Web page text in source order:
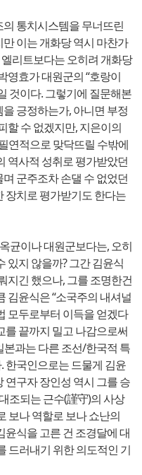
통치시스템을 무너뜨린
이는 개화당 역시 마찬가
리트보다는 오히려 개화당
영효가 대원군의 “호랑이
것이다. 그렇기에 질문해본
긍정하는가, 아니면 부정
할 수 없겠지만, 지은이의
연적으로 맞닥뜨릴 수밖에
역사적 성취로 평가받았던
군주조차 손댈 수 없었던
장치로 평가받기도 한다는
균이나 대원군보다는, 오히
있지 않을까? 그간 김윤식
지긴 했으나, 그를 조명한건
김윤식은 “소국주의 내셔널
모두로부터 이득을 얻겠다
를 끝까지 밀고 나감으로써
본과는 다른 조선/한국적 특
한국인으로는 드물게 김윤
연구자 장인성 역시 그를 승
조되는 근수(謹守)의 사상
보나 역할로 보나 쇼난의
식을 고른 건 조경달에 대
드러내기 위한 의도적인 기